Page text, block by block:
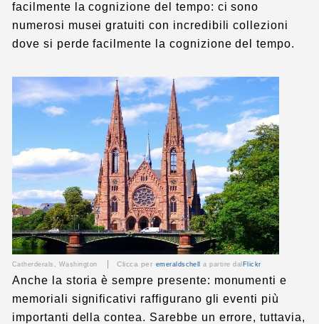
facilmente la cognizione del tempo: ci sono
numerosi musei gratuiti con incredibili collezioni
dove si perde facilmente la cognizione del tempo.
Catherderals, Washington |Clicca per emeraldschell a partire dal Flickr
Anche la storia è sempre presente: monumenti e
memoriali significativi raffigurano gli eventi più
importanti della contea. Sarebbe un errore, tuttavia,